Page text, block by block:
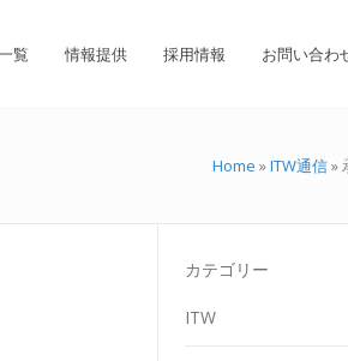
覧 情報提供 採用情報 お問い合わ
Home »ITW通信»
カテゴリー
ITW